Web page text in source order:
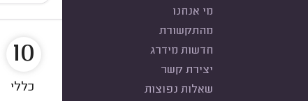
מי אנחנו
מהתקשורת
חדשות מידרג
יצירת קשר
שאלות נפוצות
10
כללי